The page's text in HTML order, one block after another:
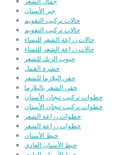
جير الأسنان
حالات تركيب التقويم
حالات تركيب التقويم
حالات زراعة الشعر للنساء
حالات زراعة الشعر للنساء
حبوب الزنك للشعر
حشرة القمل
حقن البلازما للشعر
حقن الشعر بالبلازما
خطوات تركيب تيجان الأسنان
خطوات تركيب تيجان الأسنان
خطوات زراعة الشعر
خطوات زراعة الشعر
خيط الأسنان
خيط الأسنان العادي